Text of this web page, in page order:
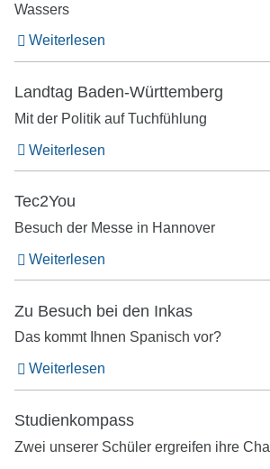
Wassers
Weiterlesen
Landtag Baden-Württemberg
Mit der Politik auf Tuchfühlung
Weiterlesen
Tec2You
Besuch der Messe in Hannover
Weiterlesen
Zu Besuch bei den Inkas
Das kommt Ihnen Spanisch vor?
Weiterlesen
Studienkompass
Zwei unserer Schüler ergreifen ihre